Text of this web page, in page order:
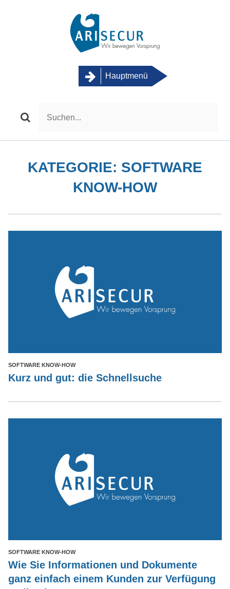
Hauptmenü
KATEGORIE: SOFTWARE
KNOW-HOW
SOFTWARE KNOW-HOW
Kurz und gut: die Schnellsuche
SOFTWARE KNOW-HOW
Wie Sie Informationen und Dokumente
ganz einfach einem Kunden zur Verfügung